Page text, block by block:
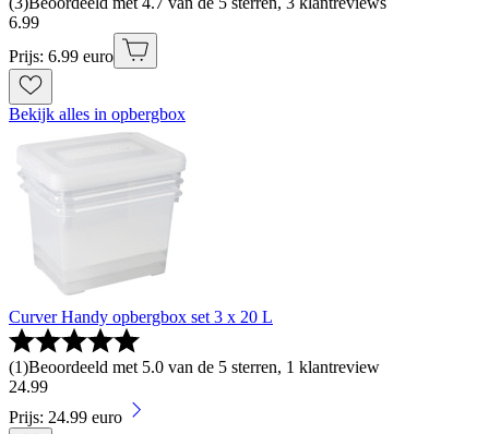
6.99
Prijs: 6.99 euro
Bekijk alles in opbergbox
Curver Handy opbergbox set 3 x 20 L
(1)Beoordeeld met 5.0 van de 5 sterren, 1 klantreview
24.99
Prijs: 24.99 euro